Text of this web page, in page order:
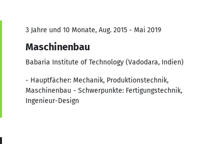
3 Jahre und 10 Monate, Aug. 2015 - Mai 2019
Maschinenbau
Babaria Institute of Technology (Vadodara, Indien)
- Hauptfächer: Mechanik, Produktionstechnik,
Maschinenbau - Schwerpunkte: Fertigungstechnik,
Ingenieur-Design